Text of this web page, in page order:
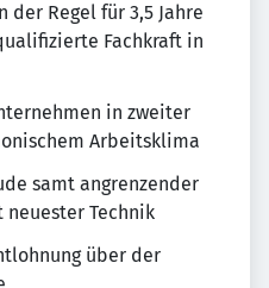
der Regel für 3,5 Jahre
Fachkraft in
in zweiter
Arbeitsklima
samt angrenzender
Technik
über der